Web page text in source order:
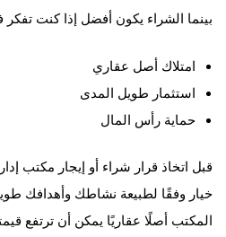
بينما الشراء يكون أفضل إذا كنت
امتلاك أصل عقاري
استثمار طويل المدى
حماية رأس المال
قبل اتخاذ قرار شراء أو إيجار مكتب
خيار وفقًا لطبيعة نشاطك وأهدافك
المكتب أصلًا عقاريًا يمكن أن ترتفع